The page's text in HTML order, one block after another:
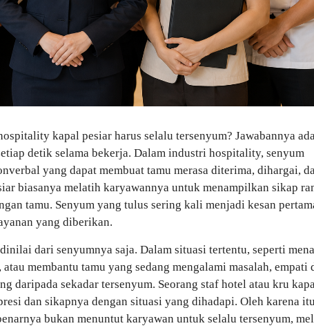
kapal pesiar harus selalu tersenyum? Jawabannya
detik selama bekerja. Dalam industri hospitality, senyum
yang dapat membuat tamu merasa diterima, dihargai,
biasanya melatih karyawannya untuk menampilkan sikap
tamu. Senyum yang tulus sering kali menjadi kesan
yang diberikan.
dari senyumnya saja. Dalam situasi tertentu, seperti
membantu tamu yang sedang mengalami masalah, empati
daripada sekadar tersenyum. Seorang staf hotel atau kru
dan sikapnya dengan situasi yang dihadapi. Oleh karena
bukan menuntut karyawan untuk selalu tersenyum,